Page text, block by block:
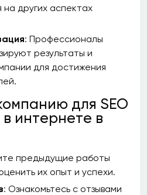
других аспектах
: Профессионалы
результаты и
для достижения
для SEO
интернете в
предыдущие работы
их опыт и успехи.
: Ознакомьтесь с отзывами